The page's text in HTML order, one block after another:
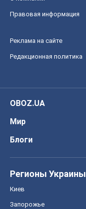
Правовая информация
Реклама на сайте
Редакционная политика
OBOZ.UA
Мир
Блоги
Регионы Украины
Киев
Запорожье